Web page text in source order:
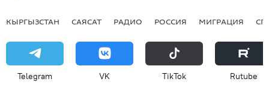
КЫРГЫЗСТАН САЯСАТ РАДИО РОССИЯ МИГРАЦИЯ
Telegram VK ТikТоk Rutube